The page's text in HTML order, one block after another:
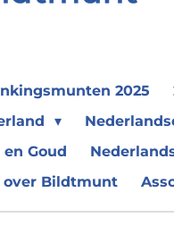
2025
Goud
over Bildtmunt